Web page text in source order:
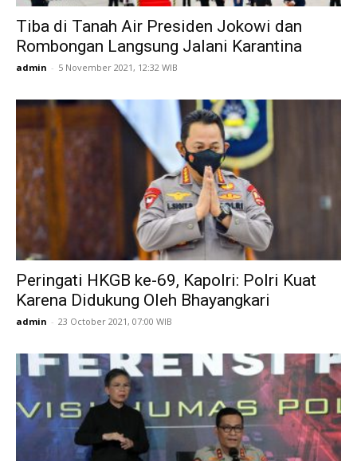
Tiba di Tanah Air Presiden Jokowi dan
Rombongan Langsung Jalani Karantina
admin - 5 November 2021, 12:32 WIB
Peringati HKGB ke-69, Kapolri: Polri Kuat
Karena Didukung Oleh Bhayangkari
admin - 23 October 2021, 07:00 WIB